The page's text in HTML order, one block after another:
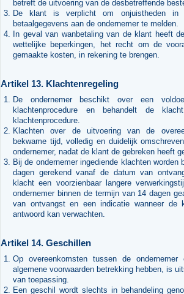
betreft de uitvoering van de desbetreffende
De klant is verplicht om onjuistheden in
betaalgegevens aan de ondernemer te melden.
In geval van wanbetaling van de klant heeft
wettelijke beperkingen, het recht om de
gemaakte kosten, in rekening te brengen.
Artikel 13. Klachtenregeling
De ondernemer beschikt over een
klachtenprocedure en behandelt de
klachtenprocedure.
Klachten over de uitvoering van de
bekwame tijd, volledig en duidelijk
ondernemer, nadat de klant de gebreken heeft
Bij de ondernemer ingediende klachten worden
dagen gerekend vanaf de datum van
klacht een voorzienbaar langere
ondernemer binnen de termijn van 14 dagen
van ontvangst en een indicatie wanneer de
antwoord kan verwachten.
Artikel 14. Geschillen
Op overeenkomsten tussen de
algemene voorwaarden betrekking hebben, is
van toepassing.
Een geschil wordt slechts in behandeling